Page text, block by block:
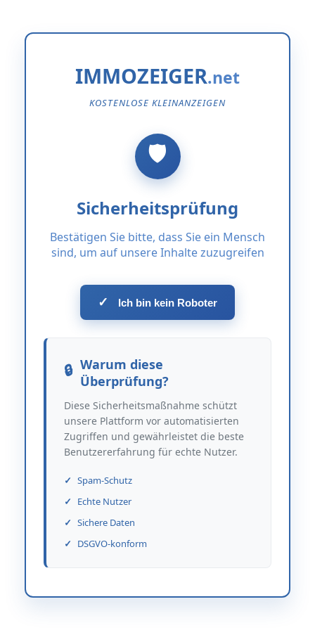
IMMOZEIGER
KOSTENLOSE KLEINANZEIGEN
Sicherheitsprüfung
Bestätigen Sie bitte, dass Sie ein Mensch
sind, um auf unsere Inhalte zuzugreifen
✓ Ich bin kein Roboter
Warum diese
Überprüfung?
Diese Sicherheitsmaßnahme schützt
unsere Plattform vor automatisierten
Zugriffen und gewährleistet die beste
Benutzererfahrung für echte Nutzer.
Spam-Schutz
Echte Nutzer
Sichere Daten
DSGVO-konform